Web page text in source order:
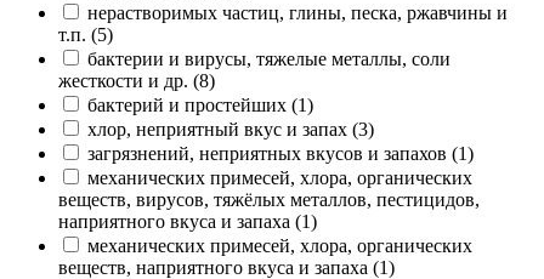
нерастворимых частиц, глины, песка, ржавчины и
т.п. (5)
бактерии и вирусы, тяжелые металлы, соли
жесткости и др. (8)
бактерий и простейших (1)
хлор, неприятный вкус и запах (3)
загрязнений, неприятных вкусов и запахов (1)
механических примесей, хлора, органических
веществ, вирусов, тяжёлых металлов, пестицидов,
наприятного вкуса и запаха (1)
механических примесей, хлора, органических
веществ, наприятного вкуса и запаха (1)